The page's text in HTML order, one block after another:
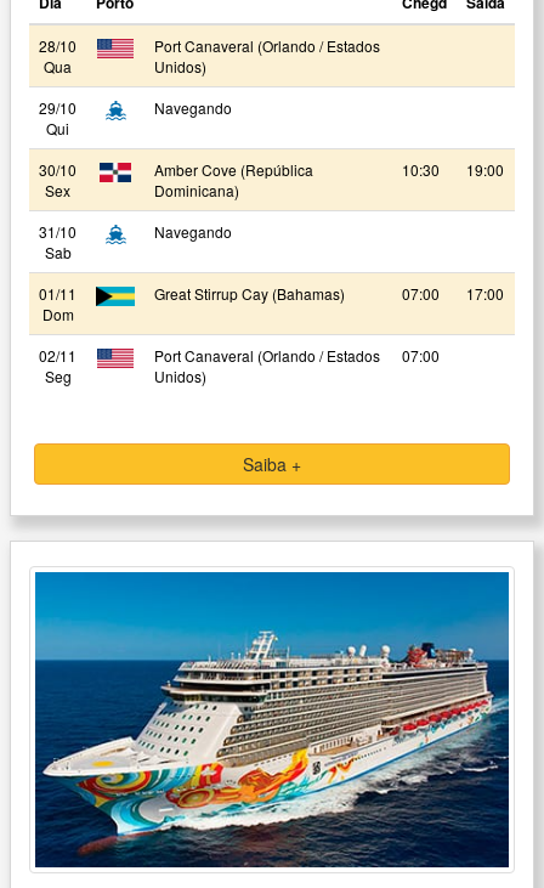
28/10
Qua
Port Canaveral (Orlando / Estados
Unidos)
29/10
Qui
Navegando
30/10
Sex
Amber Cove (República
Dominicana)
10:30 19:00
31/10
Sab
Navegando
01/11
Dom
Great Stirrup Cay (Bahamas) 07:00 17:00
02/11
Seg
Port Canaveral (Orlando / Estados
Unidos)
07:00
Saiba +